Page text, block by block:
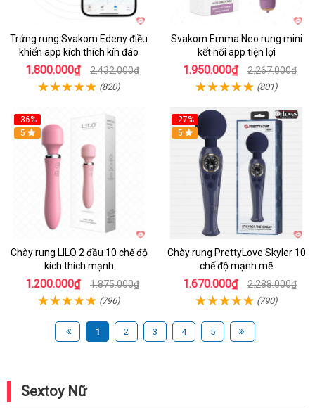
Trứng rung Svakom Edeny điều
khiển app kích thích kín đáo
1.800.000₫ 2.432.000₫
(820)
Svakom Emma Neo rung mini
kết nối app tiện lợi
1.950.000₫ 2.267.000₫
(801)
-36%
Hot
5
Chày rung LILO 2 đầu 10 chế độ
kích thích mạnh
1.200.000₫ 1.875.000₫
(796)
-27%
Hot
5
Chày rung PrettyLove Skyler 10
chế độ mạnh mẽ
1.670.000₫ 2.288.000₫
(790)
1 2 3 4 5
Sextoy Nữ